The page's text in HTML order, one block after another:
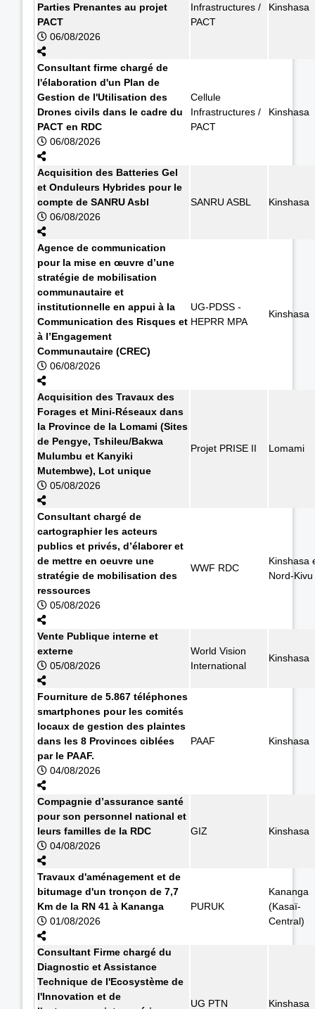
Parties Prenantes au projet
PACT
06/08/2026
Infrastructures /
PACT
Kinshasa
Consultant firme chargé de
l'élaboration d'un Plan de
Gestion de l'Utilisation des
Drones civils dans le cadre du
PACT en RDC
06/08/2026
Cellule
Infrastructures /
PACT
Kinshasa
Acquisition des Batteries Gel
et Onduleurs Hybrides pour le
compte de SANRU Asbl
06/08/2026
SANRU ASBL Kinshasa
Agence de communication
pour la mise en œuvre d’une
stratégie de mobilisation
communautaire et
institutionnelle en appui à la
Communication des Risques et
à l’Engagement
Communautaire (CREC)
06/08/2026
UG-PDSS -
HEPRR MPA
Kinshasa
Acquisition des Travaux des
Forages et Mini-Réseaux dans
la Province de la Lomami (Sites
de Pengye, Tshileu/Bakwa
Mulumbu et Kanyiki
Mutembwe), Lot unique
05/08/2026
Projet PRISE II Lomami
Consultant chargé de
cartographier les acteurs
publics et privés, d’élaborer et
de mettre en oeuvre une
stratégie de mobilisation des
ressources
05/08/2026
WWF RDC
Kinshasa
Nord-Kivu
Vente Publique interne et
externe
05/08/2026
World Vision
International
Kinshasa
Fourniture de 5.867 téléphones
smartphones pour les comités
locaux de gestion des plaintes
dans les 8 Provinces ciblées
par le PAAF.
04/08/2026
PAAF Kinshasa
Compagnie d’assurance santé
pour son personnel national et
leurs familles de la RDC
04/08/2026
GIZ Kinshasa
Travaux d'aménagement et de
bitumage d'un tronçon de 7,7
Km de la RN 41 à Kananga
01/08/2026
PURUK
Kananga
(Kasaï-
Central)
Consultant Firme chargé du
Diagnostic et Assistance
Technique de l'Ecosystème de
l'Innovation et de
UG PTN Kinshasa